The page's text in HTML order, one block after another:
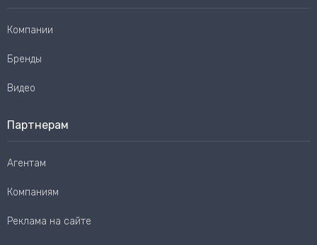
Компании
Бренды
Видео
Партнерам
Агентам
Компаниям
Реклама на сайте